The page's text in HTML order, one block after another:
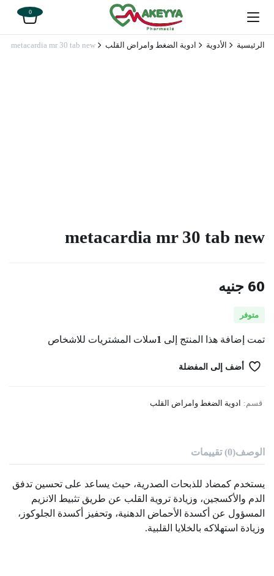
0
الرئيسية الأدوية ادوية الضغط وامراض القلب metacardia mr 30 tab new
metacardia mr 30 tab new
60 جنيه
متوفر
تمت إضافة هذا المنتج إلى 1سلات المشتريات للاشخاص
أضف إلى المفضلة
قسم: ادوية الضغط وامراض القلب
الوصف(0) تقييمات
يستخدم كمضاد للذبحات الصدرية، حيث يساعد على تحسين تدفق
الدم والأكسجين، وزيادة تروية القلب عن طريق تثبيط الانزيم
المسؤول عن أكسدة الأحماض الدهنية، وتحفيز أكسدة الجلوكوز،
وزيادة استهلاكه بالخلايا القلبية.